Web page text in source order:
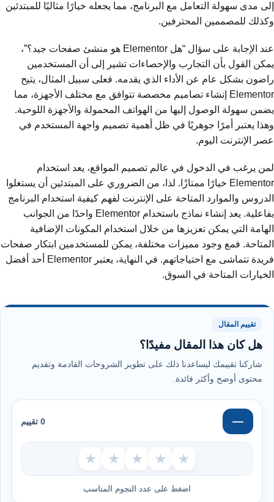
إلى مدى سهولة التعامل مع البرنامج، مما يجعله خيارًا مثاليًا للمبتدئين
وكذلك للمصممين المحترفين.
عند الإجابة على سؤال “هل Elementor هو منشئ صفحات جيد؟”،
يمكن القول بأن التجارب والإحصاءات تشير إلى أن المستخدمين
راضون بشكل عام عن الأداء الذي يقدمه. فعلى سبيل المثال، يتيح
Elementor إنشاء تصاميم مخصصة تتوافق مع مختلف الأجهزة، مما
يضمن سهولة الوصول إليها من الهواتف المحمولة والأجهزة اللوحية.
وهذا يعتبر أمرًا جوهريًا في ظل أهمية تصميم واجهة المستخدم في
عصر الإنترنت اليوم.
لمن يرغب في الدخول في عالم تصميم المواقع، يعد استخدام
Elementor خيارًا ممتازًا. لذا، من الضروري على المبتدئين أن يستغلوا
الدروس والموارد المتاحة على الإنترنت لفهم كيفية استخدام البرنامج
بفاعلية. يعد إنشاء نماذج باستخدام Elementor واحدًا من الجوانب
الهامة التي يمكن تعزيزها من خلال استخدام المكونات الإضافية
المتاحة. فمع وجود مميزات مختلفة، يمكن للمستخدمين ابتكار صفحات
فريدة تتماشى مع احتياجاتهم. في النهاية، يعتبر Elementor أحد أفضل
الخيارات المتاحة في السوق.
تقييم المقال
هل كان هذا المقال مفيدًا؟
شاركنا تقييمك ليساعدنا ذلك على تطوير الشروحات القادمة وتقديم
محتوى أوضح وأكثر فائدة.
— 0 تقييم
★ ★ ★ ★ ★
اضغط على عدد النجوم المناسب